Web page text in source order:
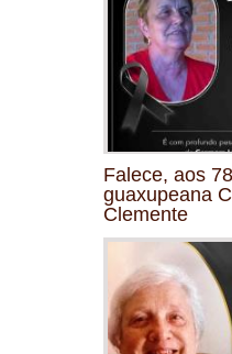
Falece, aos
guaxupeana
Clemente